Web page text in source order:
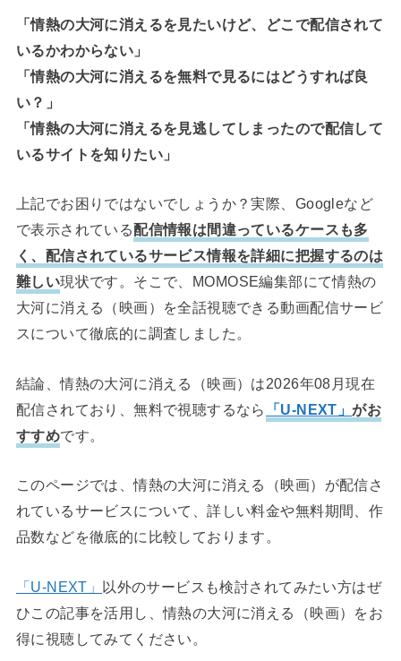
「情熱の大河に消えるを見たいけど、どこで配信されて
いるかわからない」
「情熱の大河に消えるを無料で見るにはどうすれば良
い？」
「情熱の大河に消えるを見逃してしまったので配信して
いるサイトを知りたい」
上記でお困りではないでしょうか？実際、Googleなど
で表示されている配信情報は間違っているケースも多
く、配信されているサービス情報を詳細に把握するのは
難しい現状です。そこで、MOMOSE編集部にて情熱の
大河に消える（映画）を全話視聴できる動画配信サービ
スについて徹底的に調査しました。
結論、情熱の大河に消える（映画）は2026年08月現在
配信されており、無料で視聴するなら
「U-NEXT」がお
すすめです。
このページでは、情熱の大河に消える（映画）が配信さ
れているサービスについて、詳しい料金や無料期間、作
品数などを徹底的に比較しております。
「U-NEXT」 以外のサービスも検討されてみたい方はぜ
ひこの記事を活用し、情熱の大河に消える（映画）をお
得に視聴してみてください。